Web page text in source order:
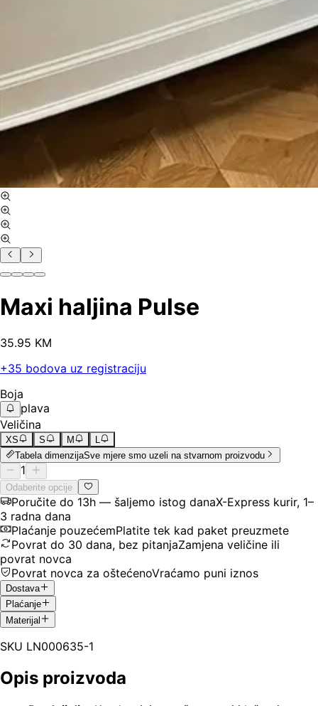
Maxi haljina Pulse
35.95 KM
+35 bodova uz registraciju
Boja
plava
Veličina
XS S M
Tabela dimenzijaSve mjere smo uzeli na stvarnom proizvodu
1
Odaberite opcije
Poručite do 13h — šaljemo istog danaX-Express kurir, 1–
3 radna dana
Plaćanje pouzećemPlatite tek kad paket preuzmete
Povrat do 30 dana, bez pitanjaZamjena veličine ili
povrat novca
Povrat novca za oštećenoVraćamo puni iznos
Dostava
Plaćanje
Materijal
SKU LN000635-1
Opis proizvoda